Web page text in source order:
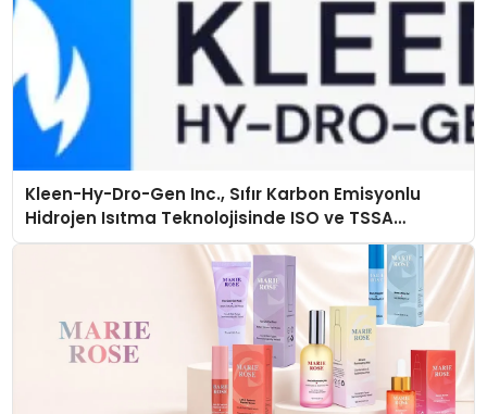
Kleen-Hy-Dro-Gen Inc., Sıfır Karbon Emisyonlu
Hidrojen Isıtma Teknolojisinde ISO ve TSSA
Düzenleyici Onaylarını Aldı